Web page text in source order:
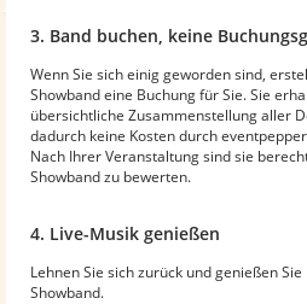
3. Band buchen, keine
Wenn Sie sich einig geworden sind,
Showband eine Buchung für Sie. Sie
übersichtliche Zusammenstellung aller
dadurch keine Kosten durch
Nach Ihrer Veranstaltung sind sie
Showband zu bewerten.
4. Live-Musik genießen
Lehnen Sie sich zurück und genießen
Showband.